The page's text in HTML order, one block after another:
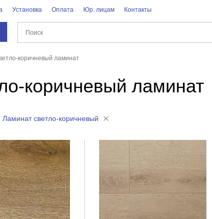
Установка Оплата Юр. лицам Контакты
коричневый ламинат
коричневый ламинат
Ламинат светло-коричневый